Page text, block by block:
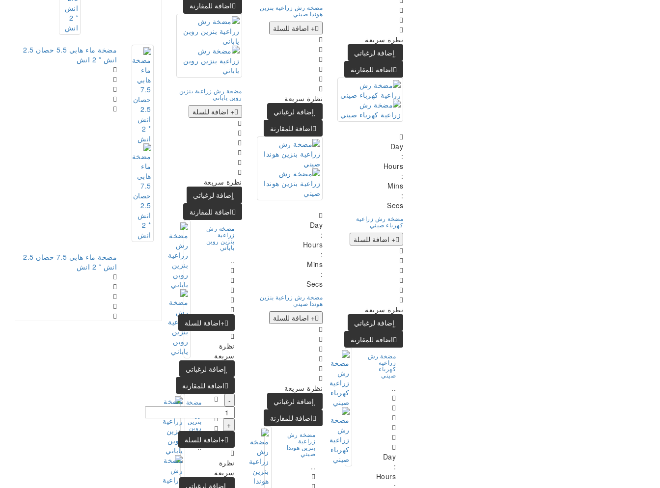
مضخة ماء هابي 5.5 حصان 2.5
انش * 2 انش
مضخة ماء هابي 7.5 حصان 2.5
انش * 2 انش
اضافة للمقارنة
مضخة رش زراعية بنزين
روبن ياباني
+ اضافة للسلة
نظرة سريعة
إضافة لرغباتي
اضافة للمقارنة
مضخة رش
زراعية
بنزين روبن
ياباني
..
+اضافة للسلة
نظرة
سريعة
إضافة لرغباتي
اضافة للمقارنة
مضخة
رش
بنزين
روبن
ياباني
..
-
+
+اضافة للسلة
نظرة
سريعة
إضافة لرغباتي
مضخة رش زراعية بنزين
هوندا صيني
+ اضافة للسلة
نظرة سريعة
إضافة لرغباتي
اضافة للمقارنة
Day
:
Hours
:
Mins
:
Secs
مضخة رش زراعية بنزين
هوندا صيني
+ اضافة للسلة
نظرة سريعة
إضافة لرغباتي
اضافة للمقارنة
مضخة رش
زراعية
بنزين هوندا
صيني
..
نظرة سريعة
إضافة لرغباتي
اضافة للمقارنة
Day
:
Hours
:
Mins
:
Secs
مضخة رش زراعية
كهرباء صيني
+ اضافة للسلة
نظرة سريعة
إضافة لرغباتي
اضافة للمقارنة
مضخة رش
زراعية
كهرباء
صيني
..
Day
:
Hours